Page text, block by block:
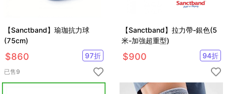
【Sanctband】瑜珈抗力球
(75cm)
$860 97折
已售9
【Sanctband】拉力帶-銀色(5
米-加強超重型)
$900 94折